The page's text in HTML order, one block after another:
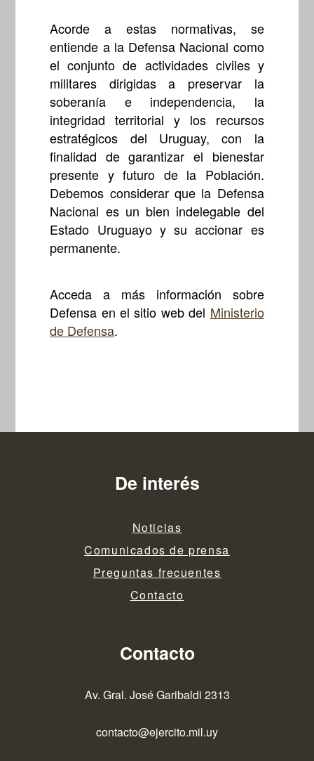
Acorde a estas normativas, se
entiende a la Defensa Nacional como
el conjunto de actividades civiles y
militares dirigidas a preservar la
soberanía e independencia, la
integridad territorial y los recursos
estratégicos del Uruguay, con la
finalidad de garantizar el bienestar
presente y futuro de la Población.
Debemos considerar que la Defensa
Nacional es un bien indelegable del
Estado Uruguayo y su accionar es
permanente.
Acceda a más información sobre
Defensa en el sitio web del Ministerio
de Defensa.
De interés
Noticias
Comunicados de prensa
Preguntas frecuentes
Contacto
Contacto
Av. Gral. José Garibaldi 2313
contacto@ejercito.mil.uy